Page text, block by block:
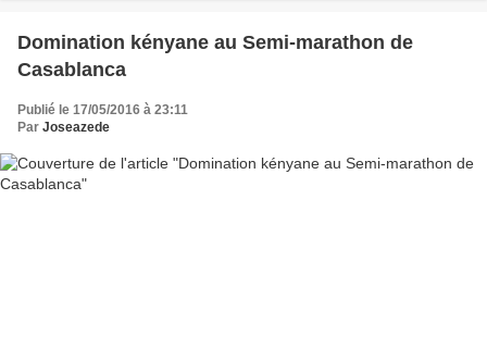
Domination kényane au Semi-marathon de
Casablanca
Publié le 17/05/2016 à 23:11
Par Joseazede